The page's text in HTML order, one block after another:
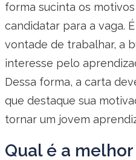
forma sucinta os
candidatar para a vaga.
vontade de trabalhar, a
interesse pelo
Dessa forma, a carta
que destaque sua
tornar um jovem
Qual é a